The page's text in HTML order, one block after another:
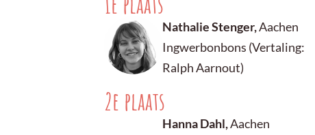
Nathalie Stenger,Aachen
Ingwerbonbons (Vertaling:
Ralph Aarnout)
2e plaats
Hanna Dahl,Aachen